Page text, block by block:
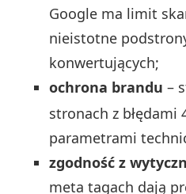
Google ma limit
nieistotne
konwertujących;
ochrona brandu –
stronach z błędami
parametrami
zgodność z
meta tagach dają